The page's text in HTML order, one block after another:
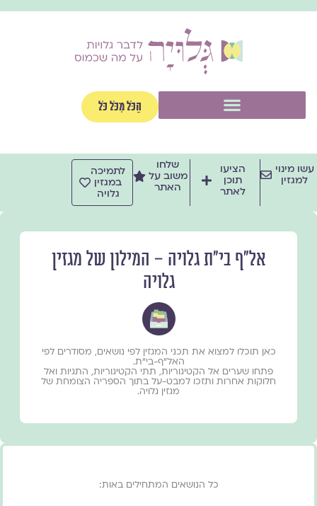
לתוכן
הַכֹּל מִכֹּל כֹּל
עשו מינוי
למגזין
הציעו
תוכן
לאתר
שלחו
משוב על
האתר
לתמיכה
במגזין
גלויה
אל״ף בי״ת גלויה – המילון של מגזין
גלויה
כאן תוכלו למצוא את תכני המגזין לפי נושאים, מסודרים לפי
האל״ף-בי״ת.
פתחו שערים אל הקטיגוריות, תתי הקטיגוריות, התגיות ואל
חלוקות אחרות ותזכו למבט-על בתוך הספריה הצומחת של
מגזין גלויה.
כל הנושאים המתחילים באות: